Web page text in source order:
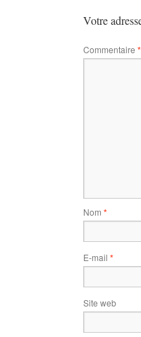
Votre
Commentaire *
Nom *
E-mail *
Site web